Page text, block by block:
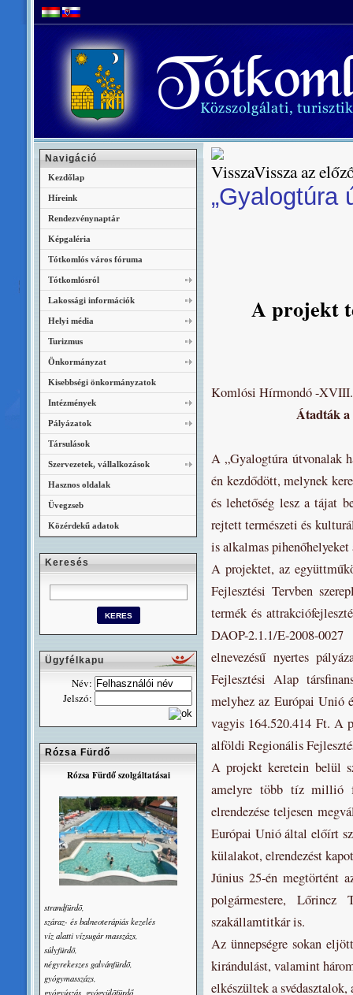
Vissza az
„Gyalogtúra
A projekt
Komlósi Hírmondó -
Átadták a
A „Gyalogtúra útvonalak
én kezdődött, melynek
és lehetőség lesz a tájat
rejtett természeti és
is alkalmas
A projektet, az
Fejlesztési Tervben
termék és
DAOP-2.1.1/E-2008-
elnevezésű nyertes
Fejlesztési Alap
melyhez az Európai Unió
vagyis 164.520.414 Ft. A
alföldi Regionális
A projekt keretein belül
amelyre több tíz millió
elrendezése teljesen
Európai Unió által előírt
külalakot, elrendezést
Június 25-én megtörtént
polgármestere, Lőrincz
szakállamtitkár is.
Az ünnepségre sokan
kirándulást, valamint
elkészültek a
Navigáció
Kezdőlap
Híreink
Rendezvénynaptár
Képgaléria
Tótkomlós város fóruma
Tótkomlósról
Lakossági információk
Helyi média
Turizmus
Önkormányzat
Kisebbségi önkormányzatok
Intézmények
Pályázatok
Társulások
Szervezetek, vállalkozások
Hasznos oldalak
Üvegzseb
Közérdekű adatok
Keresés
Ügyfélkapu
Név:
Jelszó:
Rózsa Fürdő
Rózsa Fürdő szolgáltatásai
strandfürdõ,
száraz- és balneoterápiás kezelés
víz alatti vízsugár masszázs,
súlyfürdõ,
négyrekeszes galvánfürdõ,
gyógymasszázs,
gyógyúszás, gyógyülõfürdő,